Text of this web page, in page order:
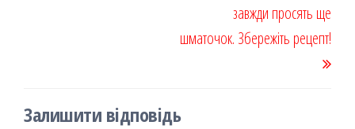
завжди просять ще
шматочок. Збережіть рецепт!
Залишити відповідь